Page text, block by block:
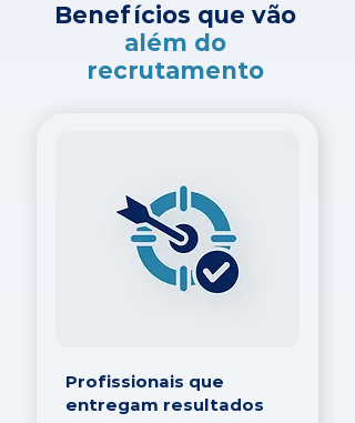
Benefícios que vão
além do
recrutamento
Profissionais que
entregam resultados